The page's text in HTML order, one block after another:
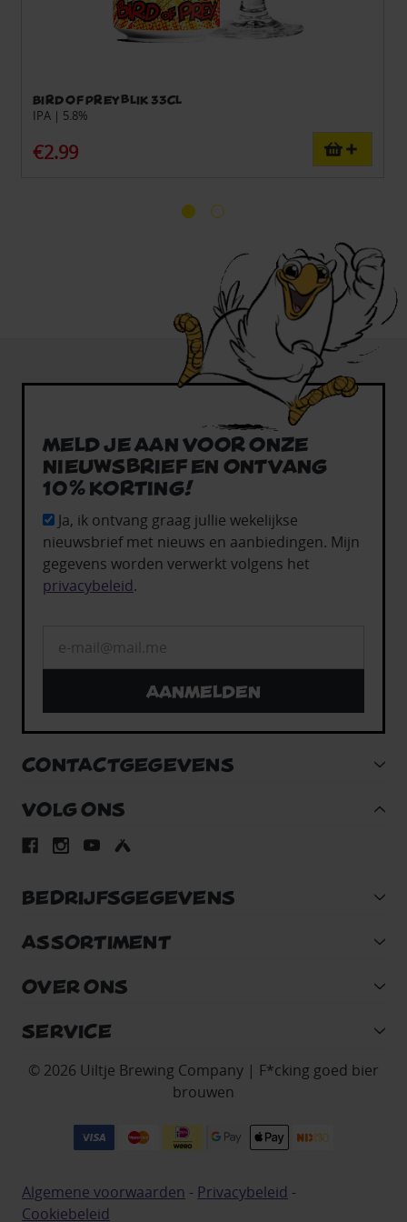
Bird of Prey blik 33cl
IPA | 5.8%
€2.99
Meld je aan voor onze
nieuwsbrief en ontvang
10% korting!
Ja, ik ontvang graag jullie wekelijkse
nieuwsbrief met nieuws en aanbiedingen. Mijn
gegevens worden verwerkt volgens het
privacybeleid.
Aanmelden
CONTACTGEGEVENS
VOLG ONS
BEDRIJFSGEGEVENS
ASSORTIMENT
OVER ONS
SERVICE
© 2026 Uiltje Brewing Company | F*cking goed bier
brouwen
Algemene voorwaarden - Privacybeleid -
Cookiebeleid